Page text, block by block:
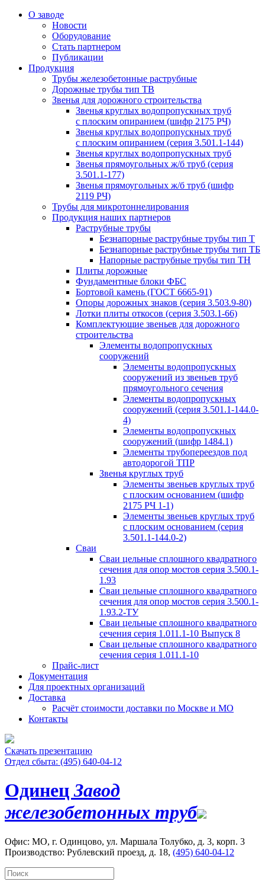
О заводе
Новости
Оборудование
Стать партнером
Публикации
Продукция
Трубы железобетонные раструбные
Дорожные трубы тип ТВ
Звенья для дорожного строительства
Звенья круглых водопропускных труб
с плоским опиранием (шифр 2175 РЧ)
Звенья круглых водопропускных труб
с плоским опиранием (серия 3.501.1-144)
Звенья круглых водопропускных труб
Звенья прямоугольных ж/б труб (cерия
3.501.1-177)
Звенья прямоугольных ж/б труб (шифр
2119 РЧ)
Трубы для микротоннелирования
Продукция наших партнеров
Раструбные трубы
Безнапорные раструбные трубы тип Т
Безнапорные раструбные трубы тип ТБ
Напорные раструбные трубы тип ТН
Плиты дорожные
Фундаментные блоки ФБС
Бортовой камень (ГОСТ 6665-91)
Опоры дорожных знаков (серия 3.503.9-80)
Лотки плиты откосов (серия 3.503.1-66)
Комплектующие звеньев для дорожного
строительства
Элементы водопропускных
сооружений
Элементы водопропускных
сооружений из звеньев труб
прямоугольного сечения
Элементы водопропускных
сооружений (серия 3.501.1-144.0-
4)
Элементы водопропускных
сооружений (шифр 1484.1)
Элементы трубопереездов под
автодорогой ТПР
Звенья круглых труб
Элементы звеньев круглых труб
с плоским основанием (шифр
2175 РЧ 1-1)
Элементы звеньев круглых труб
с плоским основанием (серия
3.501.1-144.0-2)
Сваи
Сваи цельные сплошного квадратного
сечения для опор мостов серия 3.500.1-
1.93
Сваи цельные сплошного квадратного
сечения для опор мостов серия 3.500.1-
1.93.2-ТУ
Сваи цельные сплошного квадратного
сечения серия 1.011.1-10 Выпуск 8
Сваи цельные сплошного квадратного
сечения серия 1.011.1-10
Прайс-лист
Документация
Для проектных организаций
Доставка
Расчёт стоимости доставки по Москве и МО
Контакты
Скачать презентацию
Отдел сбыта: (495) 640-04-12
ОдинецЗавод
железобетонных труб
Офис: МО, г. Одинцово, ул. Маршала Толубко, д. 3, корп. 3
Производство: Рублевский проезд, д. 18, (495) 640-04-12